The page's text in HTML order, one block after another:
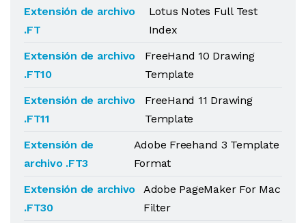
Extensión de archivo
.FT
Lotus Notes Full Test
Index
Extensión de archivo
.FT10
FreeHand 10 Drawing
Template
Extensión de archivo
.FT11
FreeHand 11 Drawing
Template
Extensión de
archivo .FT3
Adobe Freehand 3 Template
Format
Extensión de archivo
.FT30
Adobe PageMaker For Mac
Filter